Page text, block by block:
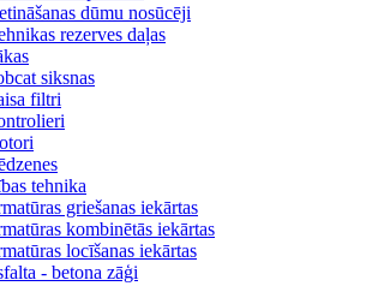
dūmu nosūcēji
rezerves daļas
siksnas
filtri
tehnika
griešanas iekārtas
kombinētās iekārtas
locīšanas iekārtas
- betona zāģi